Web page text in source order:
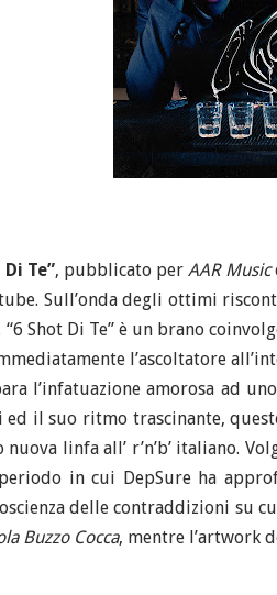
Te”, pubblicato perAAR Music
Sull’onda degli ottimi
Shot Di Te” è un brano
l’ascoltatore
l’infatuazione amorosa
ed il suo ritmo trascinante,
linfa all’ r’n’b’ italiano.
in cui DepSure ha
delle contraddizioni su
Buzzo Cocca, mentre l’artwork